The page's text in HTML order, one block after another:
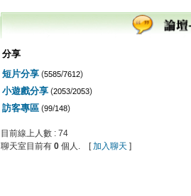
分享
短片分享 (5585/7612)
小遊戲分享 (2053/2053)
訪客專區 (99/148)
目前線上人數 : 74
聊天室目前有 0 個人. [加入聊天 ]